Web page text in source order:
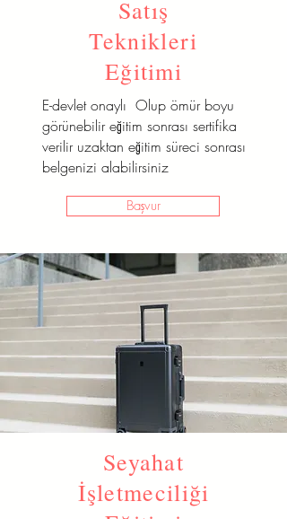
Satış
Teknikleri
Eğitimi
E-devlet onaylı Olup ömür boyu
görünebilir eğitim sonrası sertifika
verilir uzaktan eğitim süreci sonrası
belgenizi alabilirsiniz
Başvur
Seyahat
İşletmeciliği